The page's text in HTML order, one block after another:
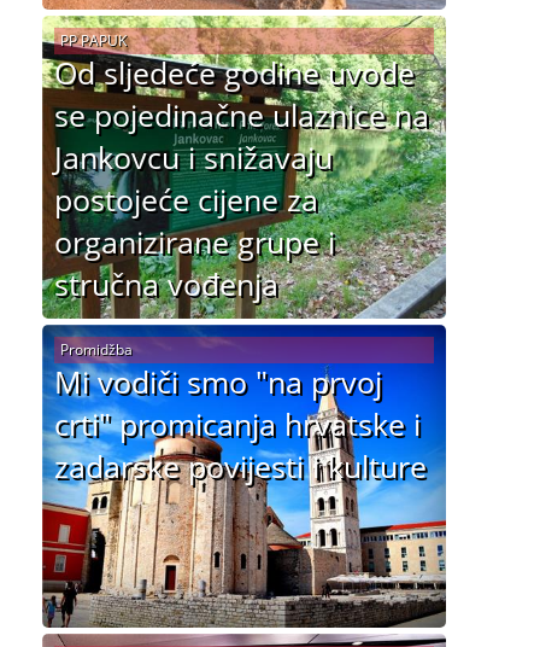
Od sljedeće godine uvode
se pojedinačne ulaznice na
Jankovcu i snižavaju
postojeće cijene za
organizirane grupe i
stručna vođenja
PP PAPUK
Mi vodiči smo "na prvoj
crti" promicanja hrvatske i
zadarske povijesti i kulture
Promidžba